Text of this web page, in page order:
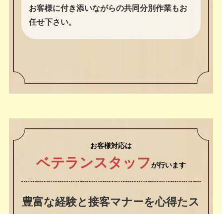
クリニーズには専門知識を備えた女性スタッ
フが在籍しております。